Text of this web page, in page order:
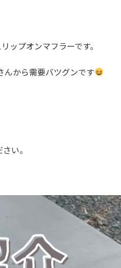
ップオンマフラーです。
んから需要バツグンです
い。